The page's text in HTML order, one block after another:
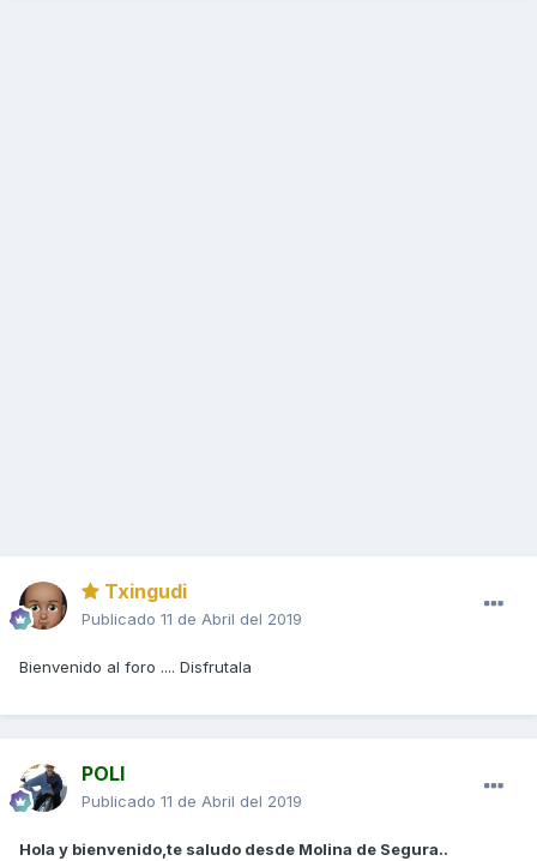
Txingudi
Publicado 11 de Abril del 2019
Bienvenido al foro .... Disfrutala
POLI
Publicado 11 de Abril del 2019
Hola y bienvenido,te saludo desde Molina de Segura..